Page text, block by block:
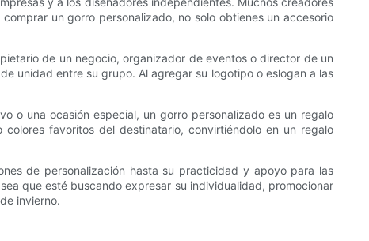
un gorro personalizado, no solo obtienes un accesorio
de un negocio, organizador de eventos o director de un
unidad entre su grupo. Al agregar su logotipo o eslogan a las
o una ocasión especial, un gorro personalizado es un regalo
favoritos del destinatario, convirtiéndolo en un regalo
de personalización hasta su practicidad y apoyo para las
que esté buscando expresar su individualidad, promocionar
invierno.